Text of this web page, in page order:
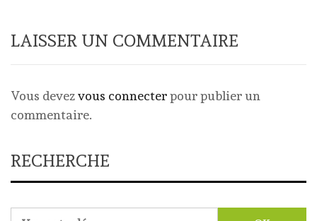
LAISSER UN COMMENTAIRE
Vous devezvous connecterpour publier un
commentaire.
RECHERCHE